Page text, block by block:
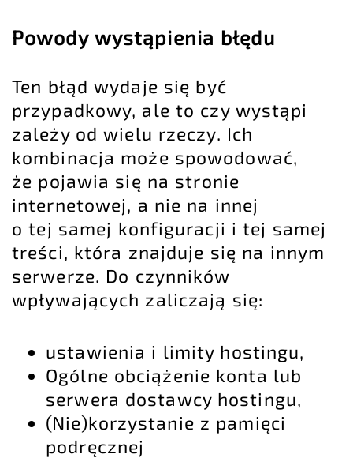
Powody wystąpienia błędu
Ten błąd wydaje się być
przypadkowy, ale to czy wystąpi
zależy od wielu rzeczy. Ich
kombinacja może spowodować,
że pojawia się na stronie
internetowej, a nie na innej
o tej samej konfiguracji i tej samej
treści, która znajduje się na innym
serwerze. Do czynników
wpływających zaliczają się:
ustawienia i limity hostingu,
Ogólne obciążenie konta lub
serwera dostawcy hostingu,
(Nie)korzystanie z pamięci
podręcznej